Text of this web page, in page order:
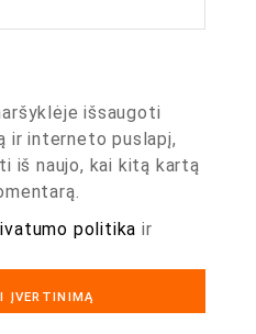
išsaugoti
ir interneto puslapį,
iš naujo, kai kitą kartą
politika ir